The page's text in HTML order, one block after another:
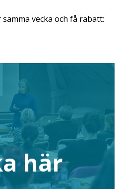
vecka och få rabatt:
här